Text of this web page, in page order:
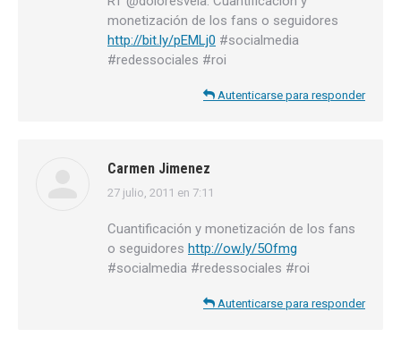
monetización de los fans o seguidores
http://bit.ly/pEMLj0 #socialmedia
#redessociales #roi
Autenticarse para responder
Carmen Jimenez
dice:
27 julio, 2011 en 7:11
Cuantificación y monetización de los fans
o seguidores http://ow.ly/5Ofmg
#socialmedia #redessociales #roi
Autenticarse para responder